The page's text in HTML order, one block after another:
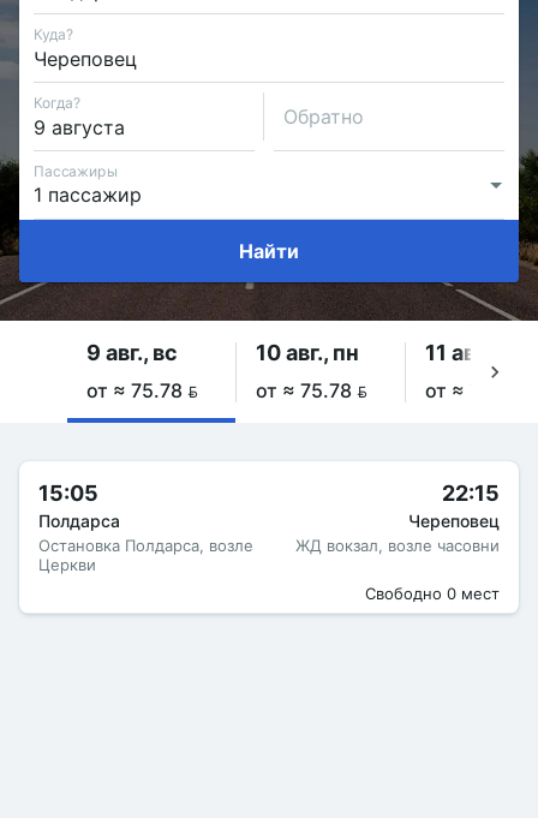
Куда?
Когда?
Обратно
Пассажиры
Найти
9 авг., вс
от ≈ 75.78 
10 авг., пн
от ≈ 75.78 
11 авг., вт
от ≈ 75.78 
15:05
Полдарса
Остановка Полдарса, возле
Церкви
22:15
Череповец
ЖД вокзал, возле часовни
Свободно 0 мест